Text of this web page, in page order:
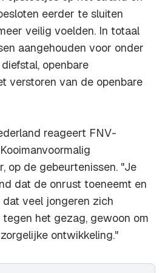
eerder te sluiten
veilig voelden. In totaal
aangehouden voor onder
openbare
verstoren van de openbare
reageert FNV-
op de gebeurtenissen. "Je
dat de onrust toeneemt en
veel jongeren zich
het gezag, gewoon om
ontwikkeling."